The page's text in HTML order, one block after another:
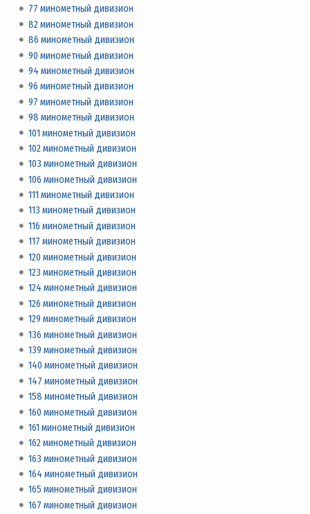
77 минометный дивизион
82 минометный дивизион
86 минометный дивизион
90 минометный дивизион
94 минометный дивизион
96 минометный дивизион
97 минометный дивизион
98 минометный дивизион
101 минометный дивизион
102 минометный дивизион
103 минометный дивизион
106 минометный дивизион
111 минометный дивизион
113 минометный дивизион
116 минометный дивизион
117 минометный дивизион
120 минометный дивизион
123 минометный дивизион
124 минометный дивизион
126 минометный дивизион
129 минометный дивизион
136 минометный дивизион
139 минометный дивизион
140 минометный дивизион
147 минометный дивизион
158 минометный дивизион
160 минометный дивизион
161 минометный дивизион
162 минометный дивизион
163 минометный дивизион
164 минометный дивизион
165 минометный дивизион
167 минометный дивизион